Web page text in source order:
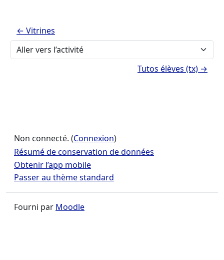
← Vitrines
Aller vers l’activité
Tutos élèves (tx) →
Non connecté. (Connexion)
Résumé de conservation de données
Obtenir l’app mobile
Passer au thème standard
Fourni par Moodle